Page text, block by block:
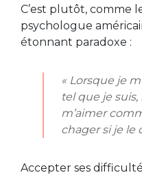
C’est plutôt, comme
psychologue
étonnant paradoxe :
« Lorsque je
tel que je suis,
m’aimer
chager si je le
Accepter ses